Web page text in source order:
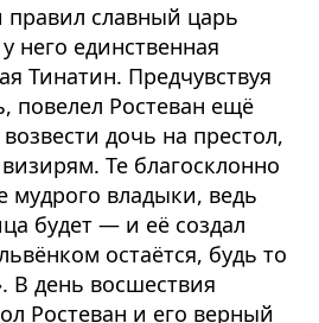
правил славный царь
него единственная
Тинатин. Предчувствуя
повелел Ростеван ещё
дочь на престол,
Те благосклонно
владыки, ведь
будет — и её создал
остаётся, будь то
В день восшествия
Ростеван и его верный